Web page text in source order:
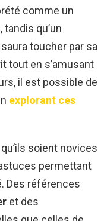
comme un
qu’un
saura toucher par sa
tout en s’amusant
il est possible de
explorant ces
soient novices
permettant
Des références
et des